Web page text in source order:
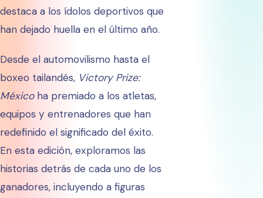
destaca a los ídolos deportivos que
han dejado huella en el último año.
Desde el automovilismo hasta el
boxeo tailandés, Victory Prize:
Méxicoha premiado a los atletas,
equipos y entrenadores que han
redefinido el significado del éxito.
En esta edición, exploramos las
historias detrás de cada uno de los
ganadores, incluyendo a figuras